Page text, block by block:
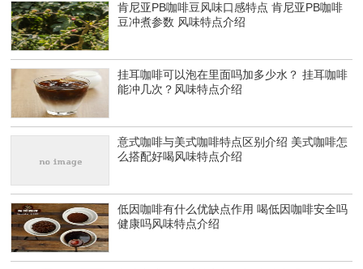
肯尼亚PB咖啡豆风味口感特点 肯尼亚PB咖啡
豆冲煮参数 风味特点介绍
挂耳咖啡可以泡在里面吗加多少水？ 挂耳咖啡
能冲几次？风味特点介绍
意式咖啡与美式咖啡特点区别介绍 美式咖啡怎
么搭配好喝风味特点介绍
低因咖啡有什么优缺点作用 喝低因咖啡安全吗
健康吗风味特点介绍